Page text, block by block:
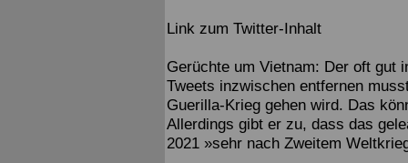
Link zum Twitter-Inhalt
Gerüchte um Vietnam: Der oft gut
Tweets inzwischen entfernen
Guerilla-Krieg gehen wird. Das
Allerdings gibt er zu, dass das
2021 »sehr nach Zweitem